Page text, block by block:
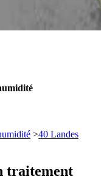
>40 Landes
traitement